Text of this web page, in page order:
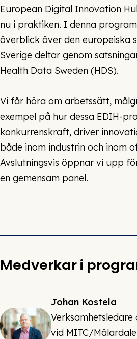
European Digital Innovation
nu i praktiken. I denna
överblick över den europeiska
Sverige deltar genom
Health Data Sweden (HDS).
Vi får höra om arbetssätt,
exempel på hur dessa EDIH-
konkurrenskraft, driver
både inom industrin och inom
Avslutningsvis öppnar vi upp
en gemensam panel.
Medverkar i
Johan Kostela
vid MITC/